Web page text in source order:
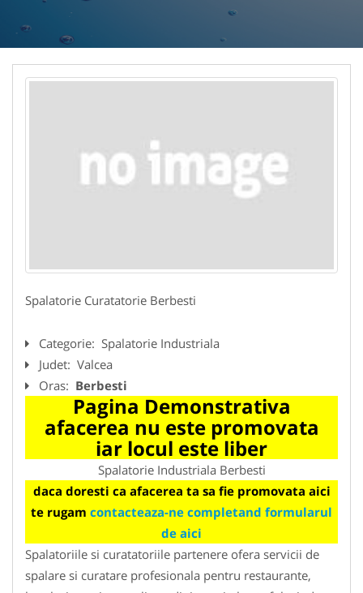
Spalatorie Curatatorie Berbesti
Categorie: Spalatorie Industriala
Judet: Valcea
Oras: Berbesti
Pagina Demonstrativa
afacerea nu este promovata
iar locul este liber
Spalatorie Industriala Berbesti
daca doresti ca afacerea ta sa fie promovata aici
te rugam contacteaza-ne completand formularul
de aici
Spalatoriile si curatatoriile partenere ofera servicii de
spalare si curatare profesionala pentru restaurante,